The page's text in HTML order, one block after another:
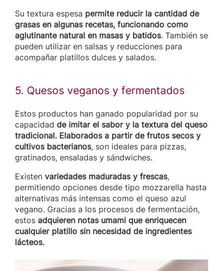
Su textura espesa permite reducir la cantidad de
grasas en algunas recetas, funcionando como
aglutinante natural en masas y batidos. También se
pueden utilizar en salsas y reducciones para
acompañar platillos dulces y salados.
5. Quesos veganos y fermentados
Estos productos han ganado popularidad por su
capacidad de imitar el sabor y la textura del queso
tradicional. Elaborados a partir de frutos secos y
cultivos bacterianos, son ideales para pizzas,
gratinados, ensaladas y sándwiches.
Existen variedades maduradas y frescas,
permitiendo opciones desde tipo mozzarella hasta
alternativas más intensas como el queso azul
vegano. Gracias a los procesos de fermentación,
estos adquieren notas umami que enriquecen
cualquier platillo sin necesidad de ingredientes
lácteos.